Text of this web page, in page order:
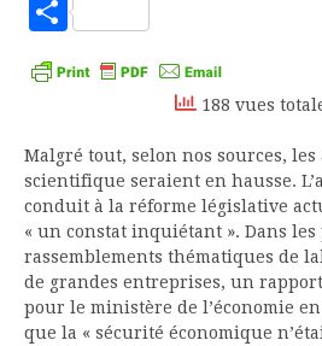
Partager
188 vues
Malgré tout, selon nos sources,
scientifique seraient en hausse.
conduit à la réforme législative
« un constat inquiétant ». Dans
rassemblements thématiques de
de grandes entreprises, un
pour le ministère de l’économie
que la « sécurité économique